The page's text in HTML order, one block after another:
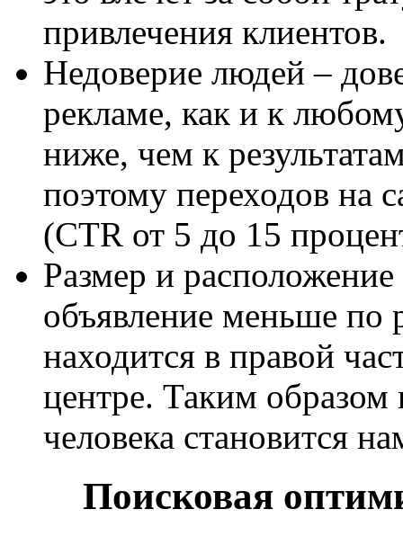
привлечения клиентов.
Недоверие людей –
рекламе, как и к
ниже, чем к
поэтому переходов на
(CTR от 5 до 15
Размер и
объявление меньше по
находится в правой
центре. Таким образом
человека становится
Поисковая